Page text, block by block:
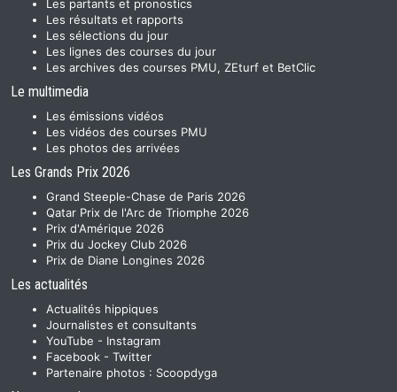
Les partants et pronostics
Les résultats et rapports
Les sélections du jour
Les lignes des courses du jour
Les archives des courses PMU, ZEturf et BetClic
Le multimedia
Les émissions vidéos
Les vidéos des courses PMU
Les photos des arrivées
Les Grands Prix 2026
Grand Steeple-Chase de Paris 2026
Qatar Prix de l'Arc de Triomphe 2026
Prix d'Amérique 2026
Prix du Jockey Club 2026
Prix de Diane Longines 2026
Les actualités
Actualités hippiques
Journalistes et consultants
YouTube - Instagram
Facebook - Twitter
Partenaire photos : Scoopdyga